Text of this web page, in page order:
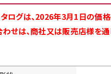
ログは、2026年3月1日の価格
せは、商社又は販売店様を通